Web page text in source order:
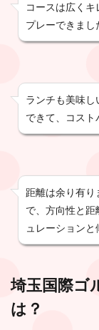
コースは広くキ
プレーできまし
ランチも美味
できて、コスト
距離は余り有
で、方向性と
ュレーション
埼玉国際ゴ
は？